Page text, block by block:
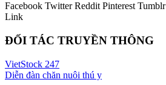
Facebook Twitter Reddit Pinterest Tumblr
Link
ĐỐI TÁC TRUYỀN THÔNG
VietStock 247
Diễn đàn chăn nuôi thú y